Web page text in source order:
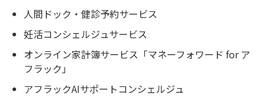
人間ドック・健診予約サービス
妊活コンシェルジュサービス
オンライン家計簿サービス「マネーフォワード for ア
フラック」
アフラックAIサポートコンシェルジュ